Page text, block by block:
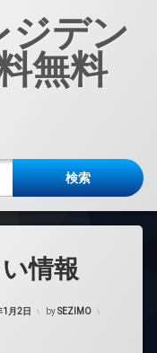
ジデン
無料
情報
月2日 bySEZIMO